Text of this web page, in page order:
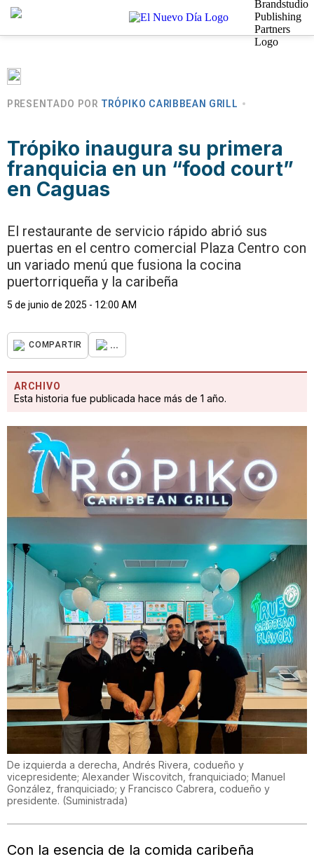
PRESENTADO POR TRÓPIKO CARIBBEAN GRILL
Trópiko inaugura su primera
franquicia en un “food court”
en Caguas
El restaurante de servicio rápido abrió sus
puertas en el centro comercial Plaza Centro con
un variado menú que fusiona la cocina
puertorriqueña y la caribeña
5 de junio de 2025 - 12:00 AM
COMPARTIR ...
ARCHIVO
Esta historia fue publicada hace más de 1 año.
De izquierda a derecha, Andrés Rivera, codueño y
vicepresidente; Alexander Wiscovitch, franquiciado; Manuel
González, franquiciado; y Francisco Cabrera, codueño y
presidente. (Suministrada)
Con la esencia de la comida caribeña